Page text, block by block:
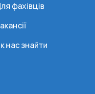
фахівців
нас знайти